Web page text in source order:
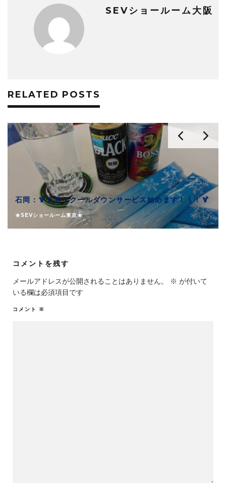
SEVショールーム大阪
RELATED POSTS
石岡：🍹８月～クールダウンサービス始めます！！！🍹
★SEVショールーム東京★
コメントを残す
メールアドレスが公開されることはありません。 ※ が付いて
いる欄は必須項目です
コメント ※